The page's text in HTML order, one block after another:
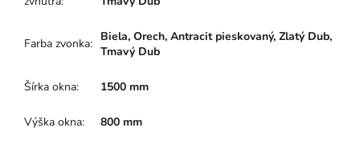
Farba zvonka: Biela, Orech, Antracit pieskovaný, Zlatý Dub,
Tmavý Dub
Šírka okna: 1500 mm
Výška okna: 800 mm